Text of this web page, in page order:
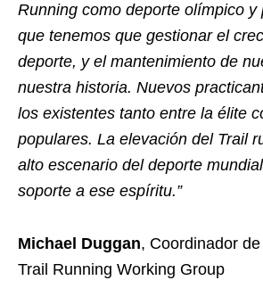
Running como deporte olímpico y
que tenemos que gestionar el
deporte, y el mantenimiento de
nuestra historia. Nuevos
los existentes tanto entre la élite
populares. La elevación del Trail
alto escenario del deporte
soporte a ese espíritu.”
Michael Duggan, Coordinador
Trail Running Working Group